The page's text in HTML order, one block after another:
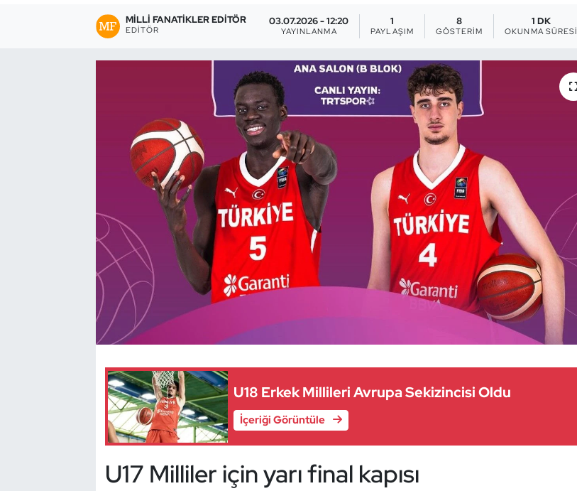
MILLI FANATIKLER EDITÖR
EDITÖR
03.07.2026 - 12:20
YAYINLANMA
1
PAYLAŞIM
8
GÖSTERIM
1 DK
OKUNMA SÜRESI
U18 Erkek Millileri Avrupa Sekizincisi Oldu
İçeriği Görüntüle
U17 Milliler için yarı final kapısı
Buz Hokeyi
Dans Sporları
Dövüş Sanatı